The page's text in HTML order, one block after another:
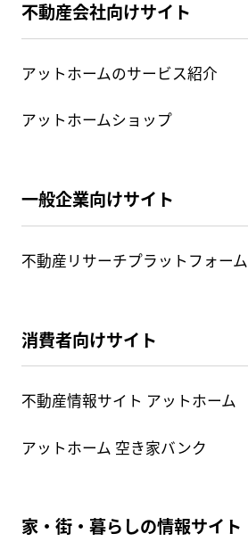
不動産会社向けサイト
アットホームのサービス紹介
アットホームショップ
一般企業向けサイト
不動産リサーチプラットフォーム
消費者向けサイト
不動産情報サイト アットホーム
アットホーム 空き家バンク
家・街・暮らしの情報サイト